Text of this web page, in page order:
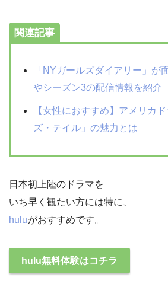
関連記事
「NYガールズダイアリー」が
やシーズン3の配信情報を紹介
【女性におすすめ】アメリカ
ズ・テイル」の魅力とは
日本初上陸のドラマを
いち早く観たい方には特に、
huluがおすすめです。
hulu無料体験はコチラ